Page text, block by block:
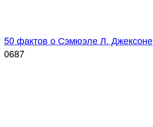
50 фактов о Сэмюэле Л. Джексоне
0687